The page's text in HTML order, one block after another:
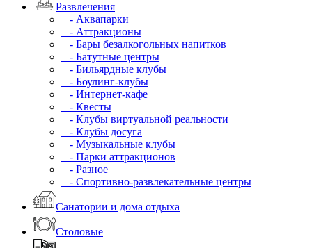
Развлечения
- Аквапарки
- Аттракционы
- Бары безалкогольных напитков
- Батутные центры
- Бильярдные клубы
- Боулинг-клубы
- Интернет-кафе
- Квесты
- Клубы виртуальной реальности
- Клубы досуга
- Музыкальные клубы
- Парки аттракционов
- Разное
- Спортивно-развлекательные центры
Санатории и дома отдыха
Столовые